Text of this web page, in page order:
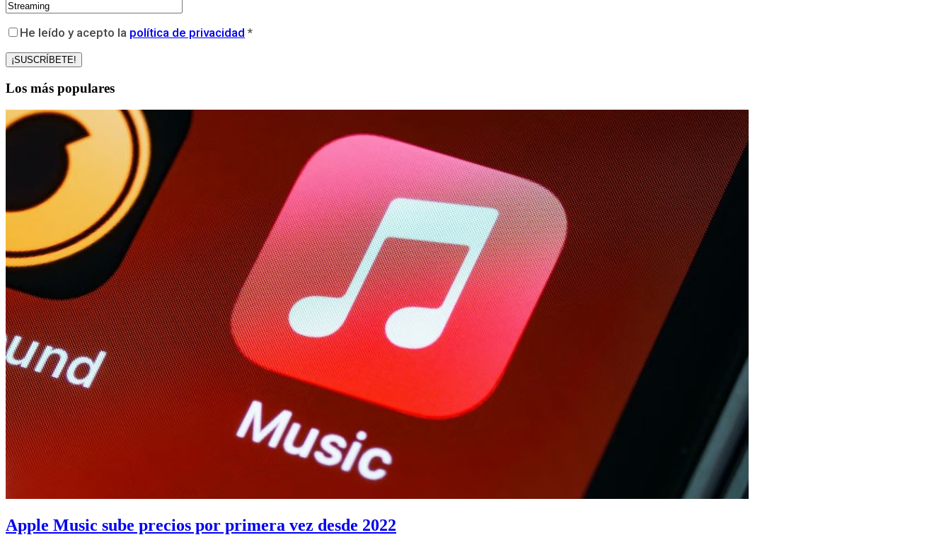
He leído y acepto la política de privacidad *
Los más populares
Apple Music sube precios por primera vez desde 2022